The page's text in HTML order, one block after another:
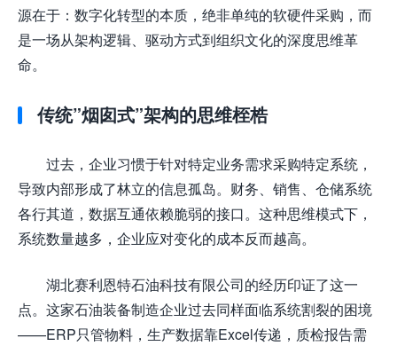
源在于：数字化转型的本质，绝非单纯的软硬件采购，而
是一场从架构逻辑、驱动方式到组织文化的深度思维革
命。
传统”烟囱式”架构的思维桎梏
过去，企业习惯于针对特定业务需求采购特定系统，
导致内部形成了林立的信息孤岛。财务、销售、仓储系统
各行其道，数据互通依赖脆弱的接口。这种思维模式下，
系统数量越多，企业应对变化的成本反而越高。
湖北赛利恩特石油科技有限公司的经历印证了这一
点。这家石油装备制造企业过去同样面临系统割裂的困境
——ERP只管物料，生产数据靠Excel传递，质检报告需